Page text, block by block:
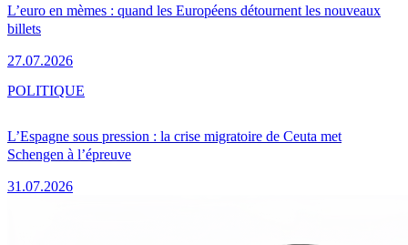
L’euro en mèmes : quand les Européens détournent les nouveaux
billets
27.07.2026
L’Espagne sous pression : la crise migratoire de Ceuta met
Schengen à l’épreuve
31.07.2026
POLITIQUE